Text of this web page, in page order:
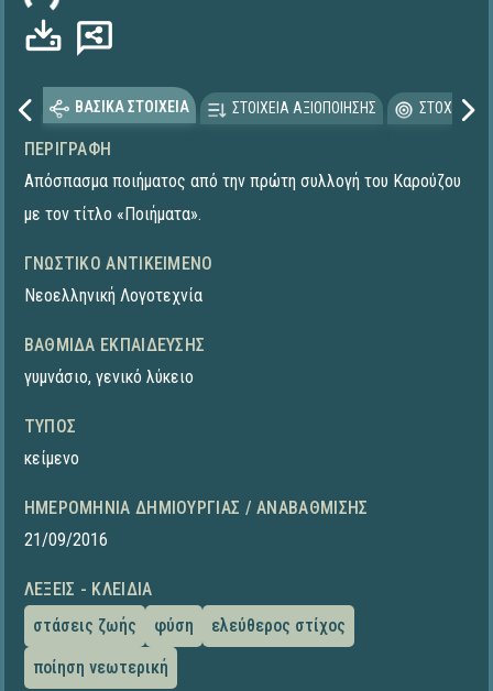
ΒΑΣΙΚΑ ΣΤΟΙΧΕΙΑ ΣΤΟΙΧΕΙΑ ΑΞΙΟΠΟΙΗΣΗΣ
ΠΕΡΙΓΡΑΦΉ
Απόσπασμα ποιήματος από την πρώτη συλλογή του Καρούζου
με τον τίτλο «Ποιήματα».
ΓΝΩΣΤΙΚΌ ΑΝΤΙΚΕΊΜΕΝΟ
Νεοελληνική Λογοτεχνία
ΒΑΘΜΊΔΑ ΕΚΠΑΊΔΕΥΣΗΣ
γυμνάσιο, γενικό λύκειο
ΤΎΠΟΣ
κείμενο
ΗΜΕΡΟΜΗΝΊΑ ΔΗΜΙΟΥΡΓΊΑΣ / ΑΝΑΒΆΘΜΙΣΗΣ
21/09/2016
ΛΈΞΕΙΣ - ΚΛΕΙΔΙΆ
στάσεις ζωής
φύση
ελεύθερος στίχος
ποίηση νεωτερική